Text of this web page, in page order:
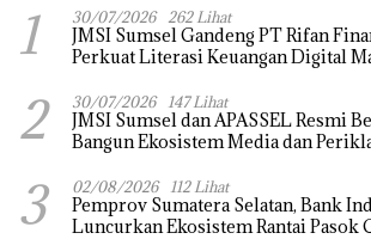
1 30/07/2026 262 Lihat
JMSI Sumsel Gandeng PT Rifan
Perkuat Literasi Keuangan Digital
2 30/07/2026 147 Lihat
JMSI Sumsel dan APASSEL Resmi
Bangun Ekosistem Media dan
3 02/08/2026 112 Lihat
Pemprov Sumatera Selatan, Bank
Luncurkan Ekosistem Rantai Pasok